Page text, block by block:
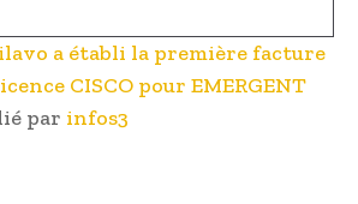
a établi la première facture
CISCO pour EMERGENT
par infos3